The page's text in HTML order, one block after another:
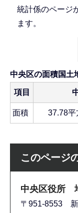
統計係のページ
ます。
中央区の面積国土
項目
面積 37.78平
このページ
中央区役所
〒951-8553 新